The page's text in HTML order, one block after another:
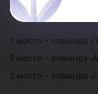
распределились
1 место – команда
2 место – команда
3 место – команда